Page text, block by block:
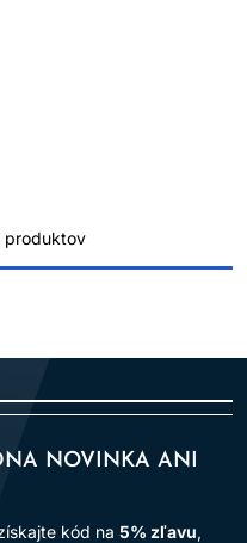
produktov
NOVINKA ANI
kód na 5% zľavu,